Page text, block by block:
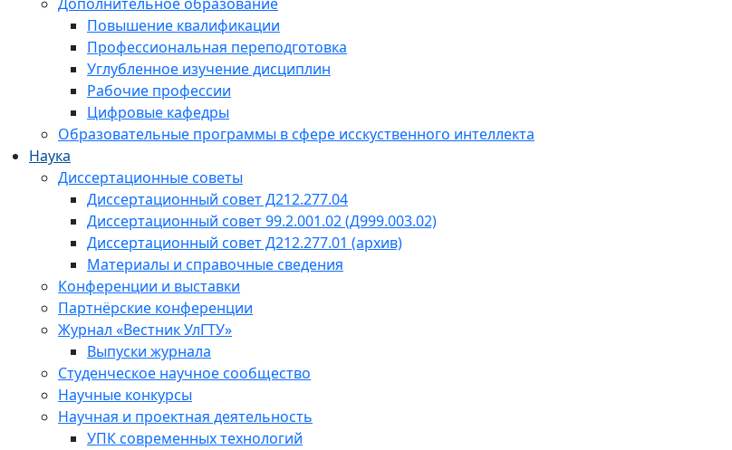
Повышение квалификации
Профессиональная переподготовка
Углубленное изучение дисциплин
Рабочие профессии
Цифровые кафедры
Образовательные программы в сфере исскуственного интеллекта
Наука
Диссертационные советы
Диссертационный совет Д212.277.04
Диссертационный совет 99.2.001.02 (Д999.003.02)
Диссертационный совет Д212.277.01 (архив)
Материалы и справочные сведения
Конференции и выставки
Партнёрские конференции
Журнал «Вестник УлГТУ»
Выпуски журнала
Студенческое научное сообщество
Научные конкурсы
Научная и проектная деятельность
УПК современных технологий